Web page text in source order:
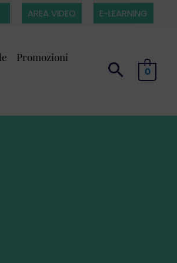
AREA VIDEO E-LEARNING
Promozioni
0